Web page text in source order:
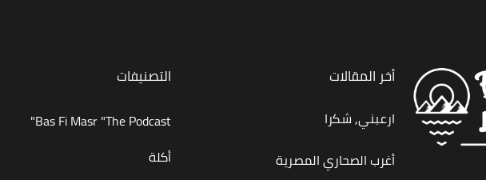
أخر المقالات
ارعبني, شكرا
أغرب الصحاري المصرية
التصنيفات
Bas Fi Masr "The Podcast"
أكلة